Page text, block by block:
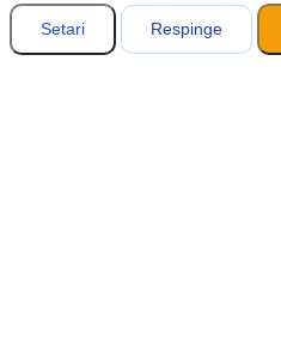
Setari Respinge